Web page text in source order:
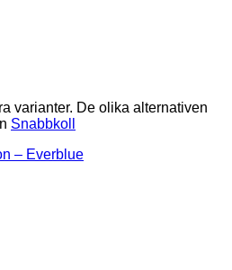
varianter. De olika alternativen
Snabbkoll
– Everblue